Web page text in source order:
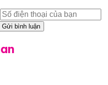
Gửi bình luận